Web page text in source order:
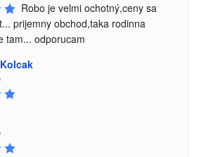
Robo je velmi ochotný,ceny sa
prijemny obchod,taka rodinna
tam... odporucam